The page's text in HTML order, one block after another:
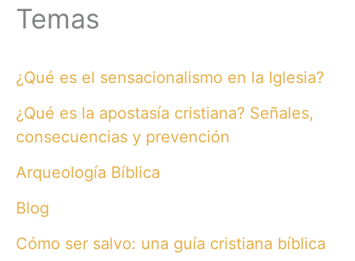
Temas
¿Qué es el sensacionalismo en la Iglesia?
¿Qué es la apostasía cristiana? Señales,
consecuencias y prevención
Arqueología Bíblica
Blog
Cómo ser salvo: una guía cristiana bíblica